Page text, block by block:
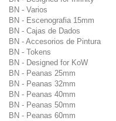
BN - Varios
BN - Escenografia 15mm
BN - Cajas de Dados
BN - Accesorios de Pintura
BN - Tokens
BN - Designed for KoW
BN - Peanas 25mm
BN - Peanas 32mm
BN - Peanas 40mm
BN - Peanas 50mm
BN - Peanas 60mm